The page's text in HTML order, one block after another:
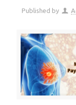
Published by